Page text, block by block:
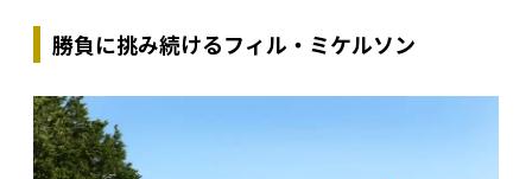
勝負に挑み続けるフィル・ミケルソン